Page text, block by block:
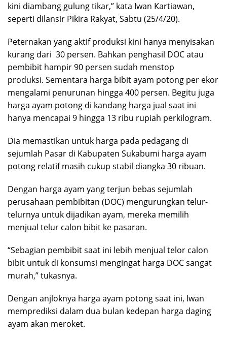
kini diambang gulung tikar,” kata Iwan Kartiawan,
seperti dilansir Pikira Rakyat, Sabtu (25/4/20).
Peternakan yang aktif produksi kini hanya menyisakan
kurang dari 30 persen. Bahkan penghasil DOC atau
pembibit hampir 90 persen sudah menstop
produksi. Sementara harga bibit ayam potong per ekor
mengalami penurunan hingga 400 persen. Begitu juga
harga ayam potong di kandang harga jual saat ini
hanya mencapai 9 hingga 13 ribu rupiah perkilogram.
Dia memastikan untuk harga pada pedagang di
sejumlah Pasar di Kabupaten Sukabumi harga ayam
potong relatif masih cukup stabil diangka 30 ribuan.
Dengan harga ayam yang terjun bebas sejumlah
perusahaan pembibitan (DOC) mengurungkan telur-
telurnya untuk dijadikan ayam, mereka memilih
menjual telur calon bibit ke pasaran.
“Sebagian pembibit saat ini lebih menjual telor calon
bibit untuk di konsumsi mengingat harga DOC sangat
murah,” tukasnya.
Dengan anjloknya harga ayam potong saat ini, Iwan
memprediksi dalam dua bulan kedepan harga daging
ayam akan meroket.